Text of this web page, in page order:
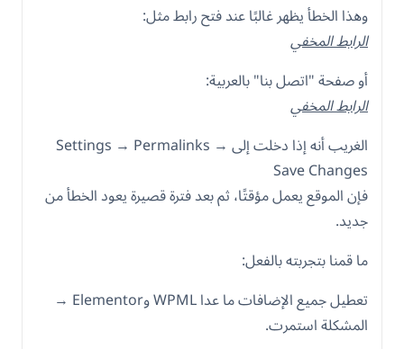
وهذا الخطأ يظهر غالبًا عند فتح رابط مثل:
الرابط المخفي
أو صفحة "اتصل بنا" بالعربية:
الرابط المخفي
الغريب أنه إذا دخلت إلى Settings → Permalinks →
Save Changes
فإن الموقع يعمل مؤقتًا، ثم بعد فترة قصيرة يعود الخطأ من
جديد.
ما قمنا بتجربته بالفعل:
تعطيل جميع الإضافات ما عدا WPML وElementor →
المشكلة استمرت.